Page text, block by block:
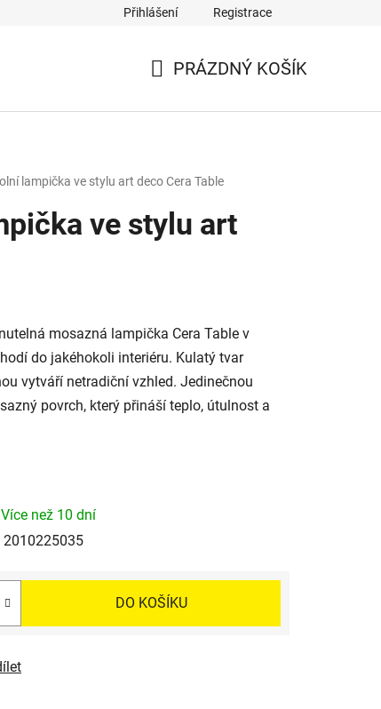
Přihlášení Registrace
PRÁZDNÝ KOŠÍK
lampička ve stylu art deco Cera Table
ve stylu art
mosazná lampička Cera Table v
do jakéhokoli interiéru. Kulatý tvar
vytváří netradiční vzhled. Jedinečnou
povrch, který přináší teplo, útulnost a
Více než 10 dní
2010225035
DO KOŠÍKU